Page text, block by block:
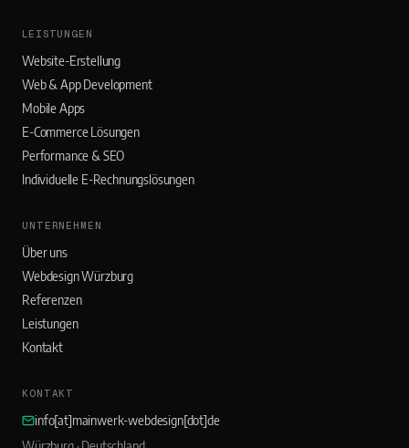
LEISTUNGEN
Website-Erstellung
Web & App Development
Mobile Apps
E-Commerce Lösungen
Performance & SEO
Individuelle E-Rechnungslösungen
UNTERNEHMEN
Über uns
Webdesign Würzburg
Referenzen
Leistungen
Kontakt
KONTAKT
info[at]mainwerk-webdesign[dot]de